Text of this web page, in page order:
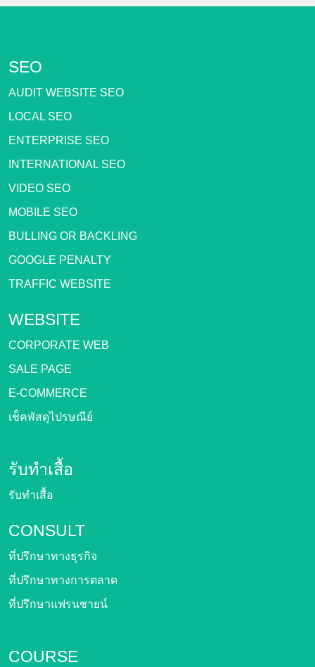
SEO
AUDIT WEBSITE SEO
LOCAL SEO
ENTERPRISE SEO
INTERNATIONAL SEO
VIDEO SEO
MOBILE SEO
BULLING OR BACKLING
GOOGLE PENALTY
TRAFFIC WEBSITE
WEBSITE
CORPORATE WEB
SALE PAGE
E-COMMERCE
เช็คพัสดุไปรษณีย์
รับทำเสื้อ
รับทำเสื้อ
CONSULT
ที่ปรึกษาทางธุรกิจ
ที่ปรึกษาทางการตลาด
ที่ปรึกษาแฟรนชายน์
COURSE